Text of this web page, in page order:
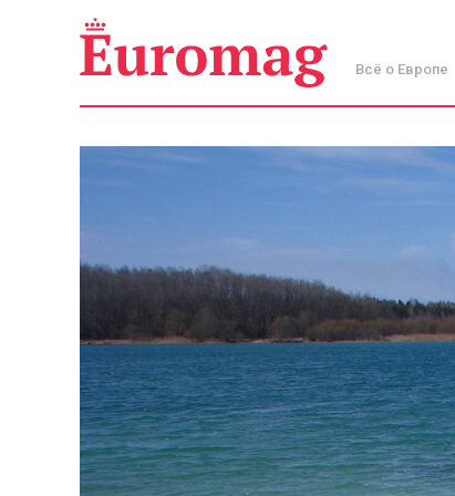
Всё о Европе